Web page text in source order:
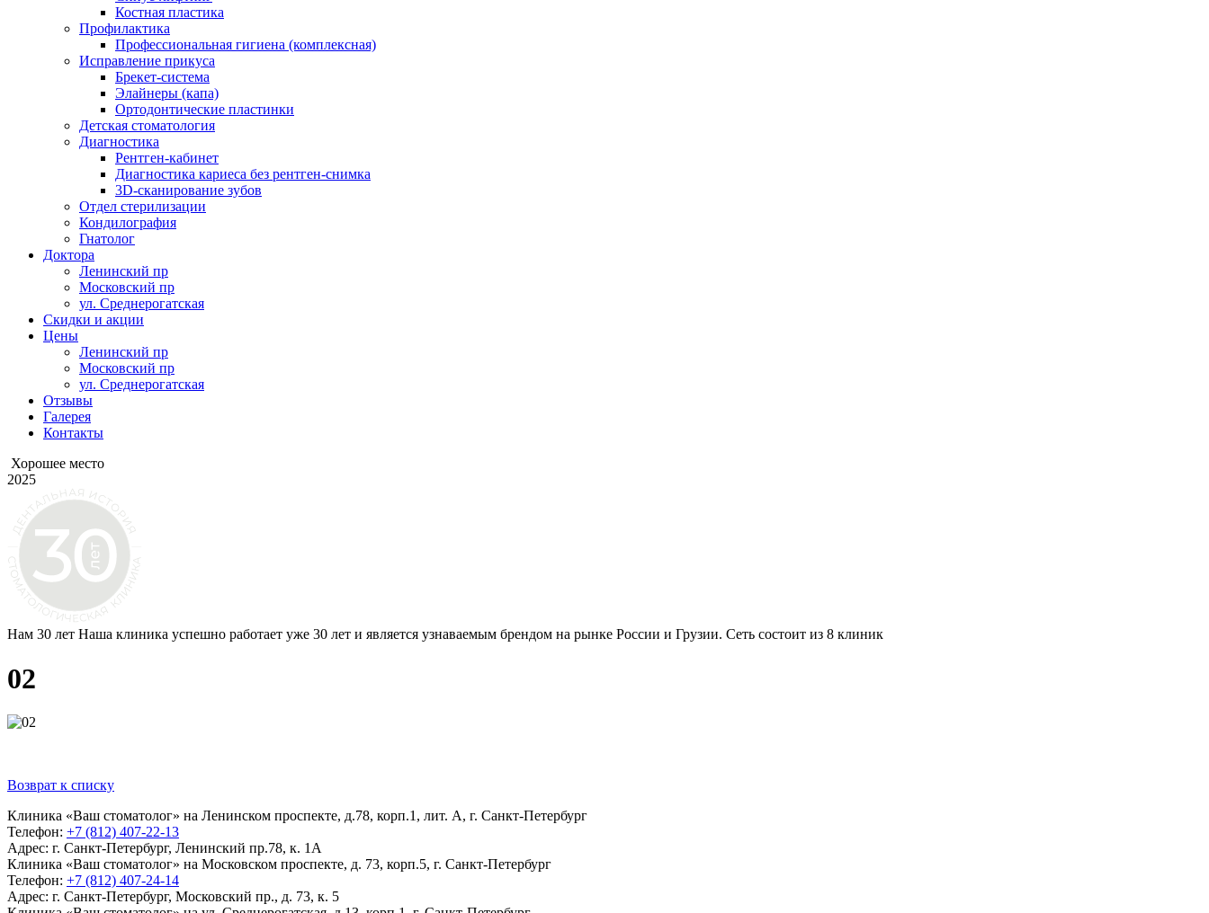
Костная пластика
Профилактика
Профессиональная гигиена (комплексная)
Исправление прикуса
Брекет-система
Элайнеры (капа)
Ортодонтические пластинки
Детская стоматология
Диагностика
Рентген-кабинет
Диагностика кариеса без рентген-снимка
3D-сканирование зубов
Отдел стерилизации
Кондилография
Гнатолог
Доктора
Ленинский пр
Московский пр
ул. Среднерогатская
Скидки и акции
Цены
Ленинский пр
Московский пр
ул. Среднерогатская
Отзывы
Галерея
Контакты
Хорошее место
2025
Нам 30 лет Наша клиника успешно работает уже 30 лет и является узнаваемым брендом на рынке России и Грузии. Сеть состоит из 8 клиник
02
Возврат к списку
Клиника «Ваш стоматолог» на Ленинском проспекте, д.78, корп.1, лит. А, г. Санкт-Петербург
Телефон: +7 (812) 407-22-13
Адрес: г. Санкт-Петербург, Ленинский пр.78, к. 1А
Клиника «Ваш стоматолог» на Московском проспекте, д. 73, корп.5, г. Санкт-Петербург
Телефон: +7 (812) 407-24-14
Адрес: г. Санкт-Петербург, Московский пр., д. 73, к. 5